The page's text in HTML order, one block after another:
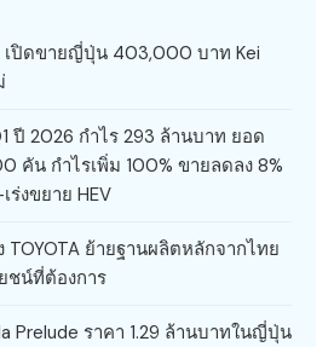
เปิดขายญี่ปุ่น 403,000 บาท Kei
ปี 2026 กำไร 293 ล้านบาท ยอด
คัน กำไรเพิ่ม 100% ขายลดลง 8%
ร่งขยาย HEV
ย้ายฐานผลิตหลักจากไทย
ชน์ที่ต้องการ
Prelude ราคา 1.29 ล้านบาทในญี่ปุ่น